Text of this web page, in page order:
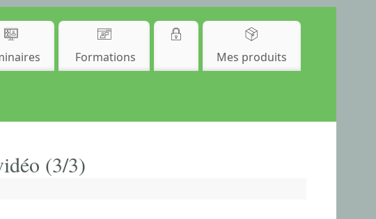
Formations Mes produits
(3/3)